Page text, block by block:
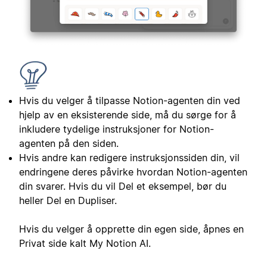
Hvis du velger å tilpasse Notion-agenten din ved
hjelp av en eksisterende side, må du sørge for å
inkludere tydelige instruksjoner for Notion-
agenten på den siden.
Hvis andre kan redigere instruksjonssiden din, vil
endringene deres påvirke hvordan Notion-agenten
din svarer. Hvis du vil Del et eksempel, bør du
heller Del en Dupliser.
Hvis du velger å opprette din egen side, åpnes en
Privat side kalt My Notion AI.